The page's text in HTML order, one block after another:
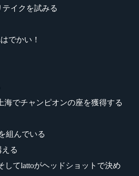
テイクを試みる
でかい！
海でチャンピオンの座を獲得する
組んでいる
える
してlattoがヘッドショットで決め